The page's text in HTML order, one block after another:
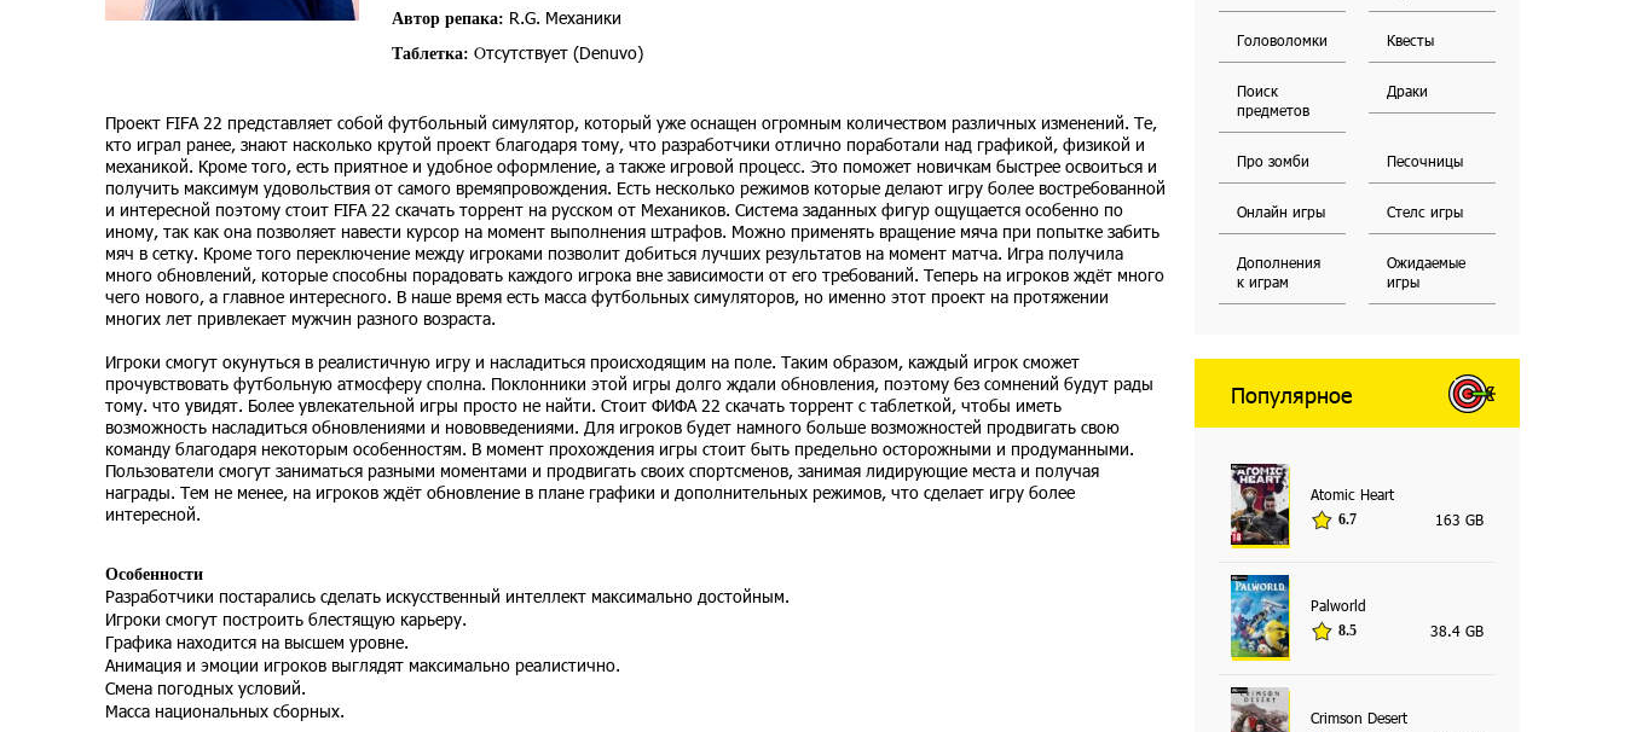
Автор репака: R.G. Механики
Таблетка: Отсутствует (Denuvo)
Проект FIFA 22 представляет собой футбольный симулятор, который уже оснащен огромным количеством различных изменений. Те,
кто играл ранее, знают насколько крутой проект благодаря тому, что разработчики отлично поработали над графикой, физикой и
механикой. Кроме того, есть приятное и удобное оформление, а также игровой процесс. Это поможет новичкам быстрее освоиться и
получить максимум удовольствия от самого времяпровождения. Есть несколько режимов которые делают игру более востребованной
и интересной поэтому стоит FIFA 22 скачать торрент на русском от Механиков. Система заданных фигур ощущается особенно по
иному, так как она позволяет навести курсор на момент выполнения штрафов. Можно применять вращение мяча при попытке забить
мяч в сетку. Кроме того переключение между игроками позволит добиться лучших результатов на момент матча. Игра получила
много обновлений, которые способны порадовать каждого игрока вне зависимости от его требований. Теперь на игроков ждёт много
чего нового, а главное интересного. В наше время есть масса футбольных симуляторов, но именно этот проект на протяжении
многих лет привлекает мужчин разного возраста.
Игроки смогут окунуться в реалистичную игру и насладиться происходящим на поле. Таким образом, каждый игрок сможет
прочувствовать футбольную атмосферу сполна. Поклонники этой игры долго ждали обновления, поэтому без сомнений будут рады
тому. что увидят. Более увлекательной игры просто не найти. Стоит ФИФА 22 скачать торрент с таблеткой, чтобы иметь
возможность насладиться обновлениями и нововведениями. Для игроков будет намного больше возможностей продвигать свою
команду благодаря некоторым особенностям. В момент прохождения игры стоит быть предельно осторожными и продуманными.
Пользователи смогут заниматься разными моментами и продвигать своих спортсменов, занимая лидирующие места и получая
награды. Тем не менее, на игроков ждёт обновление в плане графики и дополнительных режимов, что сделает игру более
интересной.
Особенности
Разработчики постарались сделать искусственный интеллект максимально достойным.
Игроки смогут построить блестящую карьеру.
Графика находится на высшем уровне.
Анимация и эмоции игроков выглядят максимально реалистично.
Смена погодных условий.
Масса национальных сборных.
Головоломки Квесты
Поиск
предметов
Драки
Про зомби Песочницы
Онлайн игры Стелс игры
Дополнения
к играм
Ожидаемые
игры
Популярное
Atomic Heart
6.7 163 GB
Palworld
8.5 38.4 GB
Crimson Desert